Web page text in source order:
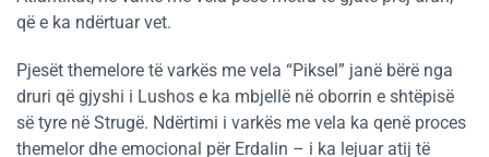
që e ka ndërtuar vet.
Pjesët themelore të varkës me vela “Piksel” janë bërë nga
druri që gjyshi i Lushos e ka mbjellë në oborrin e shtëpisë
së tyre në Strugë. Ndërtimi i varkës me vela ka qenë proces
themelor dhe emocional për Erdalin – i ka lejuar atij të